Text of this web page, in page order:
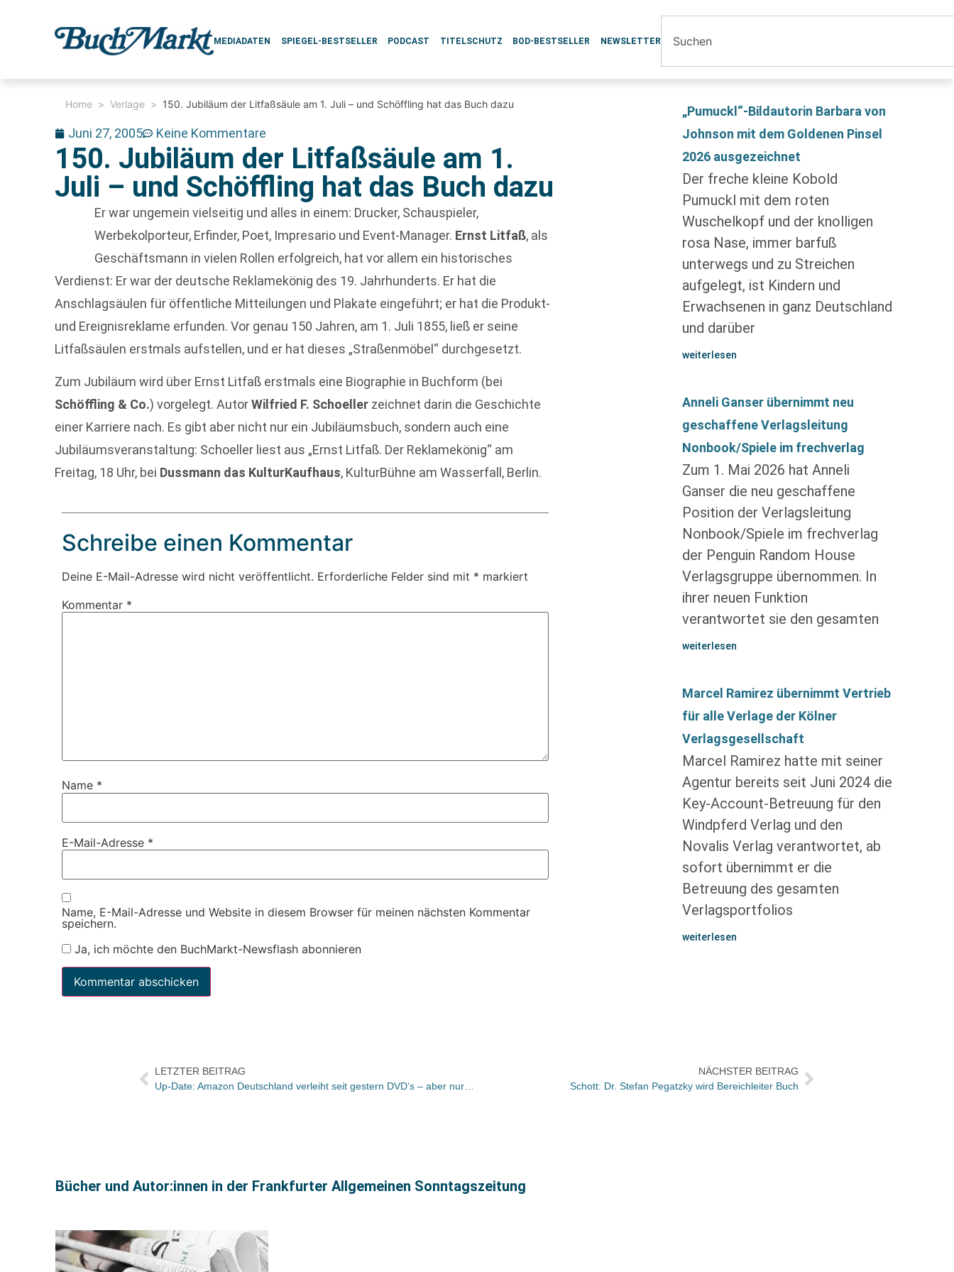
MEDIADATEN SPIEGEL-BESTSELLER PODCAST TITELSCHUTZ BOD-BESTSELLER NEWSLETTER
Home > Verlage > 150. Jubiläum der Litfaßsäule am 1. Juli – und Schöffling hat das Buch dazu
Juni 27, 2005 Keine Kommentare
150. Jubiläum der Litfaßsäule am 1.
Juli – und Schöffling hat das Buch dazu
Er war ungemein vielseitig und alles in einem: Drucker, Schauspieler,
Werbekolporteur, Erfinder, Poet, Impresario und Event-Manager. Ernst Litfaß, als
Geschäftsmann in vielen Rollen erfolgreich, hat vor allem ein historisches
Verdienst: Er war der deutsche Reklamekönig des 19. Jahrhunderts. Er hat die
Anschlagsäulen für öffentliche Mitteilungen und Plakate eingeführt; er hat die Produkt-
und Ereignisreklame erfunden. Vor genau 150 Jahren, am 1. Juli 1855, ließ er seine
Litfaßsäulen erstmals aufstellen, und er hat dieses „Straßenmöbel“ durchgesetzt.
Zum Jubiläum wird über Ernst Litfaß erstmals eine Biographie in Buchform (bei
Schöffling & Co.) vorgelegt. AutorWilfried F. Schoeller zeichnet darin die Geschichte
einer Karriere nach. Es gibt aber nicht nur ein Jubiläumsbuch, sondern auch eine
Jubiläumsveranstaltung: Schoeller liest aus „Ernst Litfaß. Der Reklamekönig“ am
Freitag, 18 Uhr, bei Dussmann das KulturKaufhaus, KulturBühne am Wasserfall, Berlin.
Schreibe einen Kommentar
Deine E-Mail-Adresse wird nicht veröffentlicht. Erforderliche Felder sind mit * markiert
Kommentar *
Name *
E-Mail-Adresse *
Name, E-Mail-Adresse und Website in diesem Browser für meinen nächsten Kommentar
speichern.
Ja, ich möchte den BuchMarkt-Newsflash abonnieren
„Pumuckl“-Bildautorin Barbara von
Johnson mit dem Goldenen Pinsel
2026 ausgezeichnet
Der freche kleine Kobold
Pumuckl mit dem roten
Wuschelkopf und der knolligen
rosa Nase, immer barfuß
unterwegs und zu Streichen
aufgelegt, ist Kindern und
Erwachsenen in ganz Deutschland
und darüber
weiterlesen
Anneli Ganser übernimmt neu
geschaffene Verlagsleitung
Nonbook/Spiele im frechverlag
Zum 1. Mai 2026 hat Anneli
Ganser die neu geschaffene
Position der Verlagsleitung
Nonbook/Spiele im frechverlag
der Penguin Random House
Verlagsgruppe übernommen. In
ihrer neuen Funktion
verantwortet sie den gesamten
weiterlesen
Marcel Ramirez übernimmt Vertrieb
für alle Verlage der Kölner
Verlagsgesellschaft
Marcel Ramirez hatte mit seiner
Agentur bereits seit Juni 2024 die
Key-Account-Betreuung für den
Windpferd Verlag und den
Novalis Verlag verantwortet, ab
sofort übernimmt er die
Betreuung des gesamten
Verlagsportfolios
weiterlesen
LETZTER BEITRAG
NÄCHSTER BEITRAG
Schott: Dr. Stefan Pegatzky wird Bereichleiter Buch
Bücher und Autor:innen in der Frankfurter Allgemeinen Sonntagszeitung